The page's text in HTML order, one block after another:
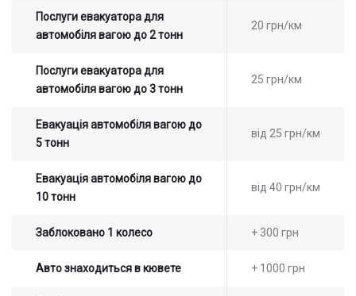
Послуги евакуатора для
автомобіля вагою до 2 тонн
20 грн/км
Послуги евакуатора для
автомобіля вагою до 3 тонн
25 грн/км
Евакуація автомобіля вагою до
5 тонн
від 25 грн/км
Евакуація автомобіля вагою до
10 тонн
від 40 грн/км
Заблоковано 1 колесо + 300 грн
Авто знаходиться в кювете + 1000 грн